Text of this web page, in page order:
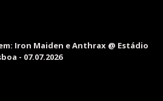
Iron Maiden e Anthrax @ Estádio
- 07.07.2026